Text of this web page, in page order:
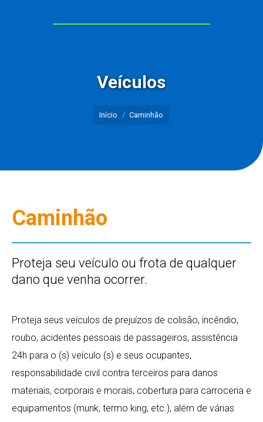
Veículos
Início Caminhão
Caminhão
Proteja seu veículo ou frota de qualquer
dano que venha ocorrer.
Proteja seus veículos de prejuízos de colisão, incêndio,
roubo, acidentes pessoais de passageiros, assistência
24h para o (s) veículo (s) e seus ocupantes,
responsabilidade civil contra terceiros para danos
materiais, corporais e morais, cobertura para carroceria e
equipamentos (munk, termo king, etc.), além de várias